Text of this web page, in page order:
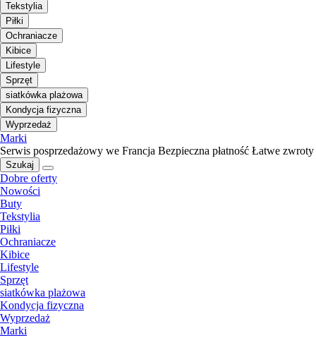
Tekstylia
Piłki
Ochraniacze
Kibice
Lifestyle
Sprzęt
siatkówka plażowa
Kondycja fizyczna
Wyprzedaż
Marki
Serwis posprzedażowy we Francja Bezpieczna płatność Łatwe zwroty
Szukaj
Dobre oferty
Nowości
Buty
Tekstylia
Piłki
Ochraniacze
Kibice
Lifestyle
Sprzęt
siatkówka plażowa
Kondycja fizyczna
Wyprzedaż
Marki